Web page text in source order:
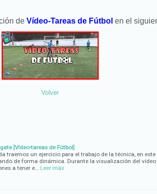
de Vídeo-Tareas de Fútbol en el
Volver
[Vídeo-tareas de Fútbol]
traemos un ejercicio para el trabajo de la técnica, en
de forma dinámica. Durante la visualización del
a tener e… Leer más